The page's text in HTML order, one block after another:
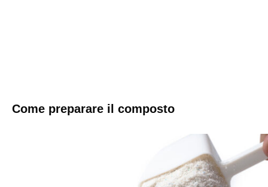
Come preparare il composto